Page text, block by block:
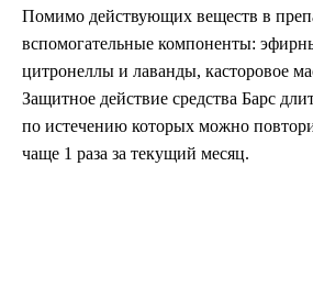
Помимо действующих веществ в
вспомогательные компоненты:
цитронеллы и лаванды, касторовое
Защитное действие средства Барс
по истечению которых можно
чаще 1 раза за текущий месяц.